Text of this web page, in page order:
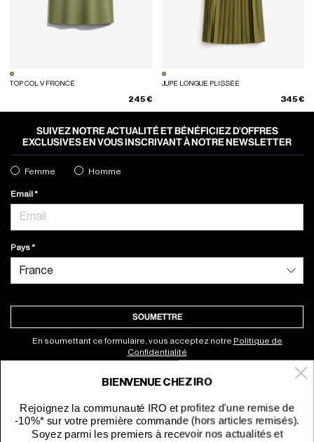
TOP COL V FRONCÉ
245 €
JUPE LONGUE PLISSÉE
345 €
SUIVEZ NOTRE ACTUALITÉ ET BÉNÉFICIEZ D’OFFRES
EXCLUSIVES EN VOUS INSCRIVANT À NOTRE NEWSLETTER
Femme Homme
Email
Pays
SOUMETTRE
En soumettant ce formulaire, vous acceptez notre Politique de
Confidentialité
Service clients
BIENVENUE CHEZ IRO
Rejoignez la communauté IRO et profitez d'une remise de
-10%* sur votre première commande (hors articles remisés).
Soyez parmi les premiers à recevoir nos actualités et